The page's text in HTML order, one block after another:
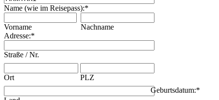
Name (wie im Reisepass):*
Vorname
Nachname
Adresse:*
Straße / Nr.
Ort PLZ
Geburtsdatum:*